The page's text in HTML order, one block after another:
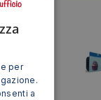
per
a